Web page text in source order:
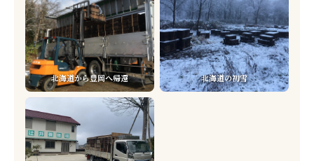
北海道から豊岡へ帰還 北海道の初雪